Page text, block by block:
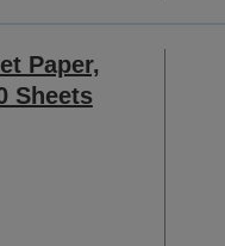
Paper,
Sheets